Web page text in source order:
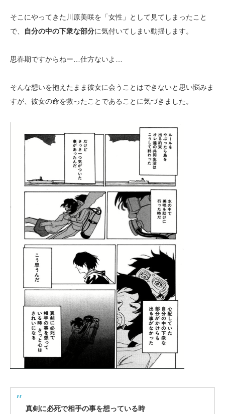
そこにやってきた川原美咲を「女性」として見てしまったこと
で、
自分の中の下衆な部分に気付いてしまい動揺します。
思春期ですからねー…仕方ないよ…
そんな想いを抱えたまま彼女に会うことはできないと思い悩みま
すが、彼女の命を救ったことであることに気づきました。
真剣に必死で相手の事を想っている時